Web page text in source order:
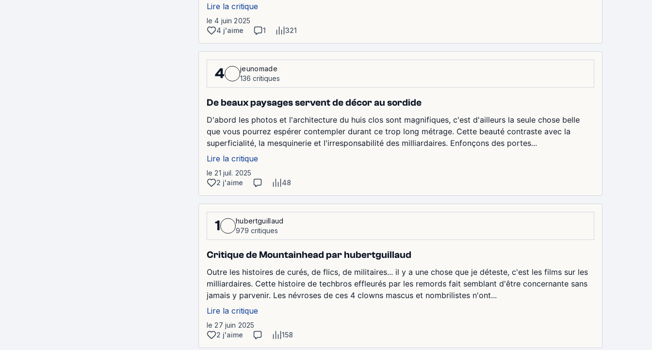
Lire la critique
le 4 juin 2025
4 j'aime
1 321
4
jeunomade
136 critiques
De beaux paysages servent de décor au sordide
D'abord les photos et l'architecture du huis clos sont magnifiques, c'est d'ailleurs la seule chose belle
que vous pourrez espérer contempler durant ce trop long métrage. Cette beauté contraste avec la
superficialité, la mesquinerie et l'irresponsabilité des milliardaires. Enfonçons des portes...
Lire la critique
le 21 juil. 2025
2 j'aime
48
1
hubertguillaud
979 critiques
Critique de Mountainhead par hubertguillaud
Outre les histoires de curés, de flics, de militaires... il y a une chose que je déteste, c'est les films sur les
milliardaires. Cette histoire de techbros effleurés par les remords fait semblant d'être concernante sans
jamais y parvenir. Les névroses de ces 4 clowns mascus et nombrilistes n'ont...
Lire la critique
le 27 juin 2025
2 j'aime
158